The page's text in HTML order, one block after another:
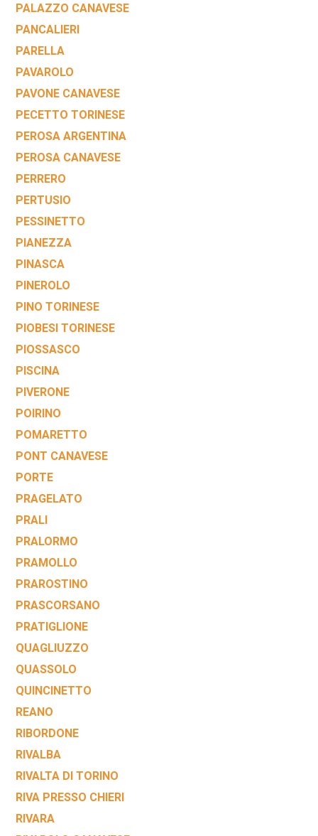
PALAZZO CANAVESE
PANCALIERI
PARELLA
PAVAROLO
PAVONE CANAVESE
PECETTO TORINESE
PEROSA ARGENTINA
PEROSA CANAVESE
PERRERO
PERTUSIO
PESSINETTO
PIANEZZA
PINASCA
PINEROLO
PINO TORINESE
PIOBESI TORINESE
PIOSSASCO
PISCINA
PIVERONE
POIRINO
POMARETTO
PONT CANAVESE
PORTE
PRAGELATO
PRALI
PRALORMO
PRAMOLLO
PRAROSTINO
PRASCORSANO
PRATIGLIONE
QUAGLIUZZO
QUASSOLO
QUINCINETTO
REANO
RIBORDONE
RIVALBA
RIVALTA DI TORINO
RIVA PRESSO CHIERI
RIVARA